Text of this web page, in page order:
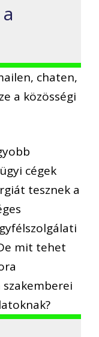
chaten,
a közösségi
cégek
tesznek a
mit tehet